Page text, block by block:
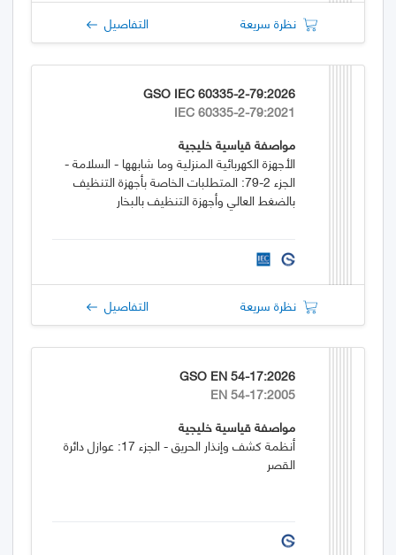
نظرة سريعة التفاصيل
GSO IEC 60335-2-79:2026
IEC 60335-2-79:2021
مواصفة قياسية خليجية
الأجهزة الكهربائية المنزلية وما شابهها - السلامة -
الجزء 2-79: المتطلبات الخاصة بأجهزة التنظيف
بالضغط العالي وأجهزة التنظيف بالبخار
نظرة سريعة التفاصيل
GSO EN 54-17:2026
EN 54-17:2005
مواصفة قياسية خليجية
أنظمة كشف وإنذار الحريق - الجزء 17: عوازل دائرة
القصر